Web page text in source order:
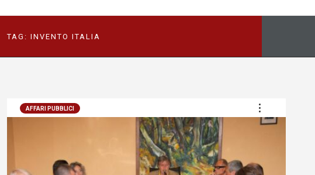
TAG: INVENTO ITALIA
AFFARI PUBBLICI